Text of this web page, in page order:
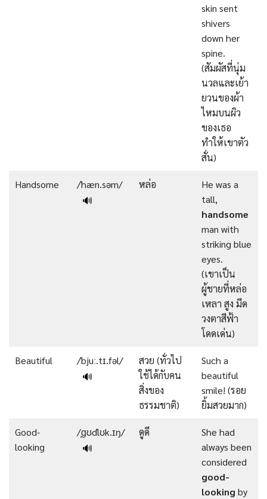
skin sent
shivers
down her
spine.
(สัมผัสที่นุ่ม
นวลและเย้า
ยวนของผ้า
ไหมบนผิว
ของเธอ
ทำให้เขาตัว
สั่น)
Handsome
/ˈhæn.səm/
🔊
หล่อ
He was a
tall,
handsome
man with
striking blue
eyes.
(เขาเป็น
ผู้ชายที่หล่อ
เหลา สูง มีด
วงตาสีฟ้า
โดดเด่น)
Beautiful
/ˈbjuː.tɪ.fəl/
🔊
สวย (ทั่วไป
ใช้ได้กับคน
สิ่งของ
ธรรมชาติ)
Such a
beautiful
smile! (รอย
ยิ้มสวยมาก)
Good-
looking
/ˌɡʊdˈlʊk.ɪŋ/
🔊
ดูดี
She had
always been
considered
good-
looking by